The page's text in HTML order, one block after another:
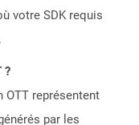
votre SDK requis
?
OTT représentent
par les